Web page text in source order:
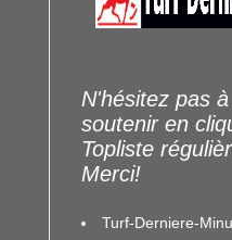
N'hésitez pas
soutenir en
Topliste
Merci!
Turf-Derniere-